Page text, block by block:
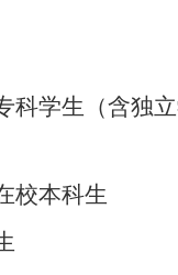
科学生（含独立
校本科生